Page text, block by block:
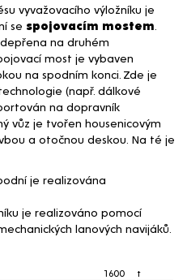
vyvažovacího výložníku je
se spojovacím mostem
na druhém
most je vybaven
na spodním konci. Zde je
(např. dálkové
na dopravník
vůz je tvořen housenicovým
a otočnou deskou. Na té je
je realizována
je realizováno pomocí
lanových navijáků.
1600
t